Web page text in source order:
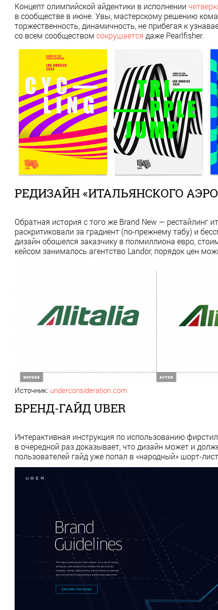
Концепт олимпийской айдентики в исполнении
в сообществе в июне. Увы, мастерскому решению
торжественность, динамичность, не прибегая к
со всем сообществом сокрушается даже Pearlfisher.
РЕДИЗАЙН «ИТАЛЬЯНСКОГО
Обратная история с того же Brand New — рестайлинг
раскритиковали за градиент (по-прежнему табу) и
дизайн обошелся заказчику в полмиллиона евро,
кейсом занималось агентство Landor, порядок цен
Источник: underconsideration.com
БРЕНД-ГАЙД UBER
Интерактивная инструкция по использованию
в очередной раз доказывает, что дизайн может и
пользователей гайд уже попал в «народный» шорт-